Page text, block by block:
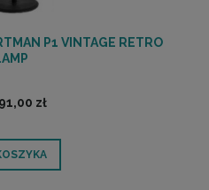
P1 VINTAGE RETRO
zł